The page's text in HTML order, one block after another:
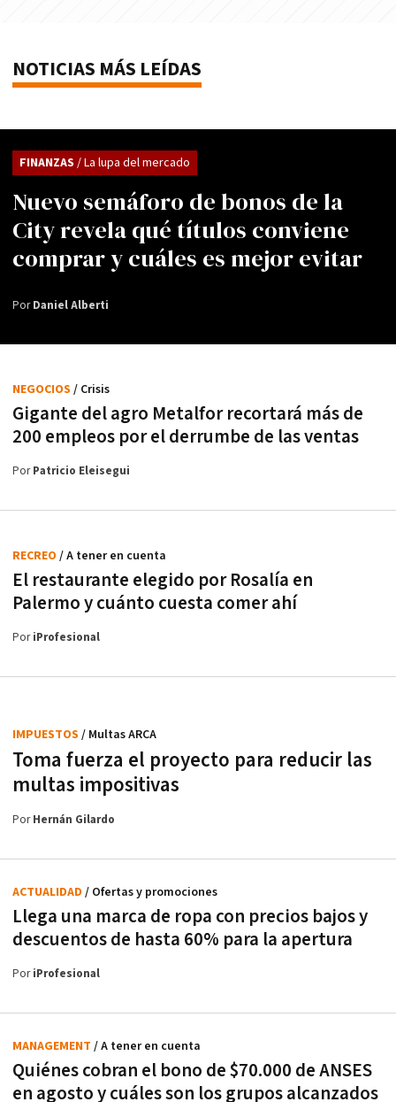
NOTICIAS MÁS LEÍDAS
Nuevo semáforo de bonos de la
City revela qué títulos conviene
comprar y cuáles es mejor evitar
FINANZAS / La lupa del mercado
PorDaniel Alberti
Gigante del agro Metalfor recortará más de
200 empleos por el derrumbe de las ventas
NEGOCIOS / Crisis
PorPatricio Eleisegui
El restaurante elegido por Rosalía en
Palermo y cuánto cuesta comer ahí
RECREO / A tener en cuenta
PoriProfesional
Toma fuerza el proyecto para reducir las
multas impositivas
IMPUESTOS / Multas ARCA
PorHernán Gilardo
Llega una marca de ropa con precios bajos y
descuentos de hasta 60% para la apertura
ACTUALIDAD / Ofertas y promociones
PoriProfesional
Quiénes cobran el bono de $70.000 de ANSES
en agosto y cuáles son los grupos alcanzados
MANAGEMENT / A tener en cuenta